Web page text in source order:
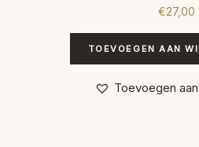
€27,00
TOEVOEGEN AAN
Toevoegen